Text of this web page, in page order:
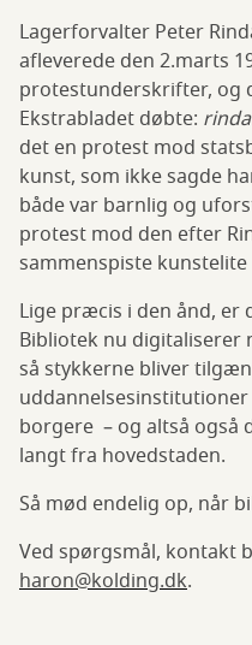
Lagerforvalter Peter
afleverede den 2.marts
protestunderskrifter, og
Ekstrabladet døbte:
det en protest mod
kunst, som ikke sagde
både var barnlig og
protest mod den efter
sammenspiste
Lige præcis i den ånd, er
Bibliotek nu digitaliserer
så stykkerne bliver
borgere – og altså også
langt fra hovedstaden.
Så mød endelig op, når
Ved spørgsmål, kontakt
haron@kolding.dk.